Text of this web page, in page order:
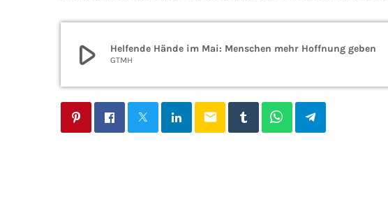
play_arrow Helfende Hände im Mai: Menschen mehr Hoffnung geben
GTMH
email